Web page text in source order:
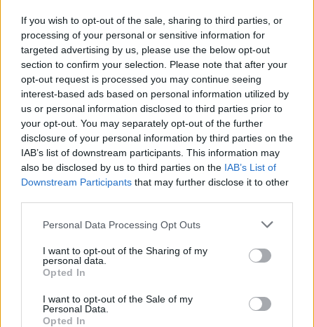
If you wish to opt-out of the sale, sharing to third parties, or
processing of your personal or sensitive information for
targeted advertising by us, please use the below opt-out
section to confirm your selection. Please note that after your
opt-out request is processed you may continue seeing
interest-based ads based on personal information utilized by
us or personal information disclosed to third parties prior to
your opt-out. You may separately opt-out of the further
disclosure of your personal information by third parties on the
IAB’s list of downstream participants. This information may
also be disclosed by us to third parties on the IAB’s List of
Downstream Participants that may further disclose it to other
Personal Data Processing Opt Outs
I want to opt-out of the Sharing of my
personal data.
Opted In
I want to opt-out of the Sale of my
Personal Data.
Opted In
ΜΕΤΑΚΛΗΣΗ ΕΡΓΑΤΩΝ ΓΗΣ
ΜΕΤΑΚΛΗΣΗ